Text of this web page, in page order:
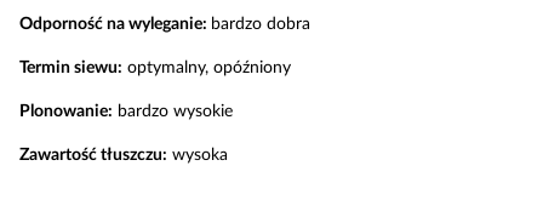
Odporność na wyleganie: bardzo dobra
Termin siewu: optymalny, opóźniony
Plonowanie: bardzo wysokie
Zawartość tłuszczu: wysoka